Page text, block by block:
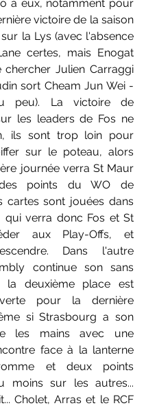
à eux, notamment pour
victoire de la saison
la Lys (avec l'absence
certes, mais Enogat
chercher Julien Carraggi
sort Cheam Jun Wei -
peu). La victoire de
les leaders de Fos ne
ils sont trop loin pour
sur le poteau, alors
journée verra St Maur
des points du WO de
cartes sont jouées dans
qui verra donc Fos et St
aux Play-Offs, et
Dans l'autre
continue son sans
la deuxième place est
pour la dernière
si Strasbourg a son
les mains avec une
face à la lanterne
et deux points
moins sur les autres...
Cholet, Arras et le RCF